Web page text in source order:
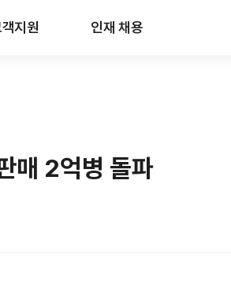
지원 인재 채용
매 2억병 돌파